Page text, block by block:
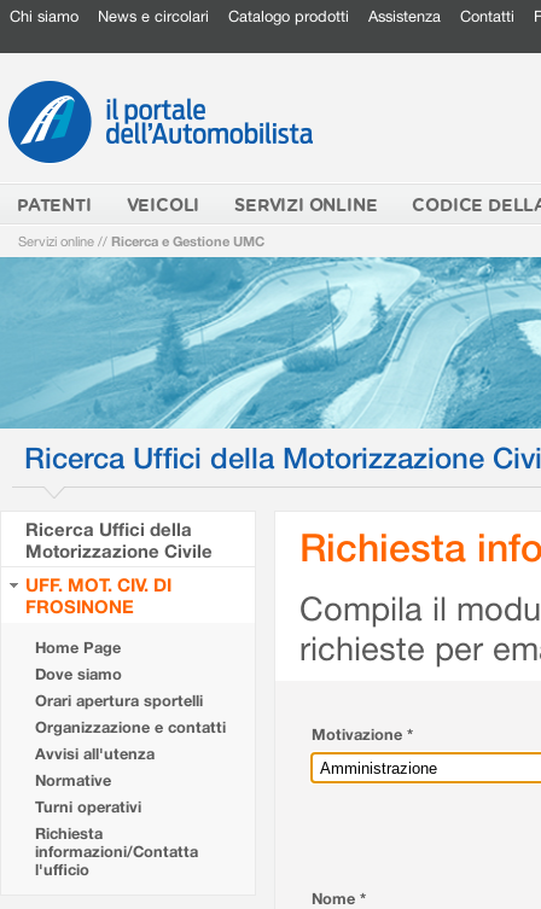
Chi siamo News e circolari Catalogo prodotti Assistenza Contatti
PATENTI VEICOLI SERVIZI ONLINE CODICE
Servizi online // Ricerca e Gestione UMC
Ricerca Uffici della Motorizzazione
Ricerca Uffici della
Motorizzazione Civile
UFF. MOT. CIV. DI
FROSINONE
Home Page
Dove siamo
Orari apertura sportelli
Organizzazione e contatti
Avvisi all'utenza
Normative
Turni operativi
Richiesta
informazioni/Contatta
l'ufficio
Richiesta
Compila il
richieste per
Motivazione *
Nome *